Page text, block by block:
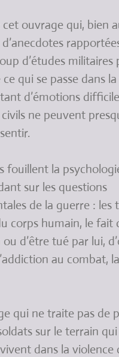
ouvrage qui, bien
d’études
qui se passe dans
d’émotions
ne peuvent
fouillent la
sur les questions
de la guerre : les
corps humain, le fait
ou d’être tué par lui,
au combat,
qui ne traite pas de
sur le terrain
dans la violence